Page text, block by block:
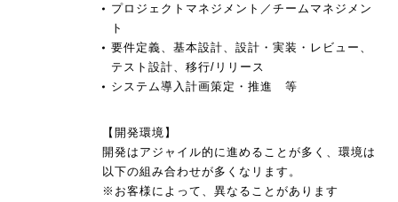
プロジェクトマネジメント／チームマネジメン
ト
要件定義、基本設計、設計・実装・レビュー、
テスト設計、移行/リリース
システム導入計画策定・推進 等
【開発環境】
開発はアジャイル的に進めることが多く、環境は
以下の組み合わせが多くなリます。
※お客様によって、異なることがあります